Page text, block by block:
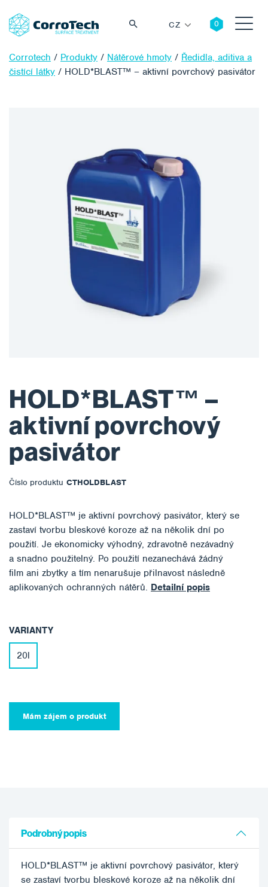
CZ
Corrotech / Produkty / Nátěrové hmoty / Ředidla, aditiva a
čistící látky / HOLD*BLAST™ – aktivní povrchový pasivátor
HOLD*BLAST™ –
aktivní povrchový
pasivátor
Číslo produktu CTHOLDBLAST
HOLD*BLAST™ je aktivní povrchový pasivátor, který se
zastaví tvorbu bleskové koroze až na několik dní po
použití. Je ekonomicky výhodný, zdravotně nezávadný
a snadno použitelný. Po použití nezanechává žádný
film ani zbytky a tím nenarušuje přilnavost následně
aplikovaných ochranných nátěrů. Detailní popis
VARIANTY
20l
Mám zájem o produkt
Podrobný popis
HOLD*BLAST™ je aktivní povrchový pasivátor, který
se zastaví tvorbu bleskové koroze až na několik dní